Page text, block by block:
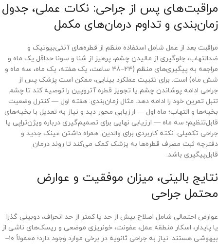
مراقبت‌های پس از جراحی: نکات عملی، جدول
زمان‌بندی و تداوم درمان‌های مکمل
مراقبت بعد از عمل شامل استفاده منظم از قطره‌های آنتی‌بیوتیک و
ضدالتهاب، جلوگیری از مالیدن چشم، پرهیز از شنا و سونا حداقل یک ماه و
مراجعه به پیگیری‌های منظم (۲۴–۴۸ ساعت، یک هفته، یک ماه، سه ماه و
شش ماه) است. برای تثبیت عملکرد بینایی، ممکن است پزشک پس از
جراحی ادامه پوشاندن چشم یا تجویز قطره آتروپین را توصیه کند تا چشم
تنبل تمرین خود را ادامه دهد. مثال زمان‌بندی: هفته اول — کنترل وضعیت
بخیه‌ها و التهاب؛ ماه اول — ارزیابی محور دید و نیاز به تعدیل با بخیه‌های
قابل‌تنظیم؛ سه ماه — ارزیابی نهایی برای تصمیم‌گیری درباره ویژن‌تراپی یا
جراحی تکمیلی. نکته کاربردی برای والدین: همراه داشتن عینک جدید و
دفترچه ثبت مصرف قطره‌ها به پزشک کمک می‌کند تا روند درمان
قابل‌پیگیری باشد.
نتایج بالینی، میزان موفقیت و عوارض
محتمل جراحی
عوارض احتمالی شامل اصلاح بیش از حد یا کمتر از حد انحراف، دوبینی گذرا
یا پایدار، اسکار منطقه عمل، عفونت، خونریزی موضعی و ریسک‌های ناشی از
بیهوشی هستند. نیاز به جراحی ثانویه در برخی موارد وجود دارد؛ معمولاً ۱۰–